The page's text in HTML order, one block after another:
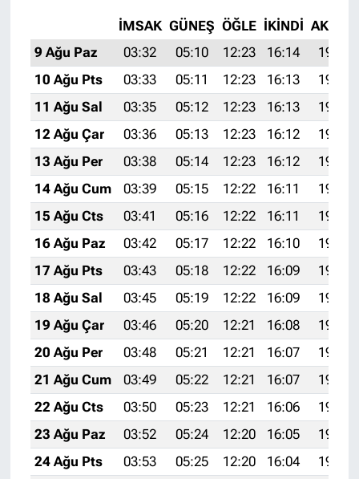
İMSAK GÜNEŞ ÖĞLE İKINDI AKŞAM
9 Ağu Paz
03:32 05:10 12:23 16:14
19:26
10 Ağu Pts
03:33 05:11 12:23 16:13
19:25
11 Ağu Sal
03:35 05:12 12:23 16:13
19:23
12 Ağu Çar
03:36 05:13 12:23 16:12
19:22
13 Ağu Per
03:38 05:14 12:23 16:12
19:21
14 Ağu Cum
03:39 05:15 12:22 16:11
19:19
15 Ağu Cts
03:41 05:16 12:22 16:11
19:18
16 Ağu Paz
03:42 05:17 12:22 16:10
19:17
17 Ağu Pts
03:43 05:18 12:22 16:09
19:15
18 Ağu Sal
03:45 05:19 12:22 16:09
19:14
19 Ağu Çar
03:46 05:20 12:21 16:08
19:13
20 Ağu Per
03:48 05:21 12:21 16:07
19:11
21 Ağu Cum
03:49 05:22 12:21 16:07
19:10
22 Ağu Cts
03:50 05:23 12:21 16:06
19:08
23 Ağu Paz
03:52 05:24 12:20 16:05
19:07
24 Ağu Pts
03:53 05:25 12:20 16:04
19:05